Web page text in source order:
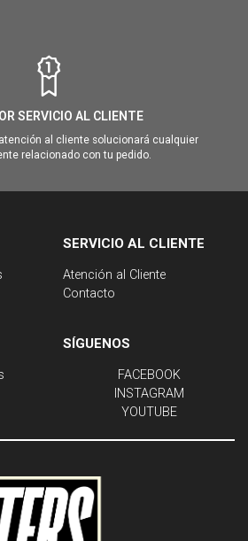
SERVICIO AL CLIENTE
al cliente solucionará cualquier
relacionado con tu pedido.
SERVICIO AL CLIENTE
Atención al Cliente
Contacto
SÍGUENOS
FACEBOOK
INSTAGRAM
YOUTUBE